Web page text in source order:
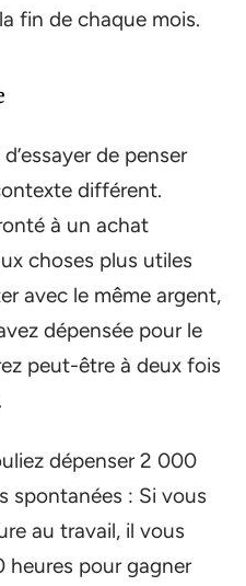
fin de chaque mois.
de penser
différent.
à un achat
choses plus utiles
avec le même argent,
dépensée pour le
peut-être à deux fois
dépenser 2 000
spontanées : Si vous
au travail, il vous
heures pour gagner